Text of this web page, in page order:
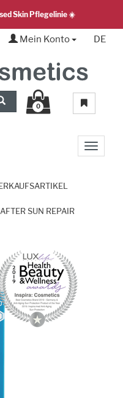
Skin Pflegelinie ☀️
Mein Konto DE
0
Toggle
SUN REPAIR